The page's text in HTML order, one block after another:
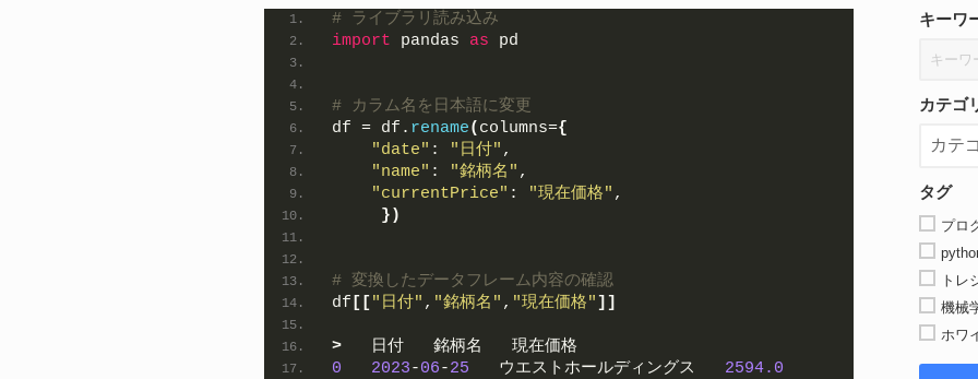
# ライブラリ読み込み
import pandas as pd
# カラム名を日本語に変更
df = df. rename( columns={
"date" : "日付" ,
"name" : "銘柄名" ,
"currentPrice" : "現在価格" ,
})
# 変換したデータフレーム内容の確認
df [[ "日付" , "銘柄名" , "現在価格" ]]
>
   日付   銘柄名   現在価格
0
2023-06-25
   ウエストホールディングス
2594.0
キーワ
カテゴ
タグ
プロ
トレ
機械
ホワ